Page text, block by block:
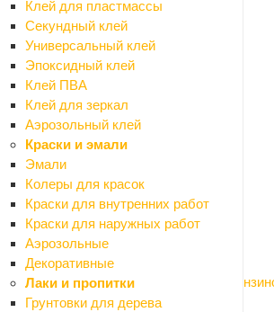
Клей для пластмассы
Секундный клей
Универсальный клей
Эпоксидный клей
Клей ПВА
Клей для зеркал
Аэрозольный клей
Краски и эмали
Эмали
Колеры для красок
Краски для внутренних работ
Краски для наружных работ
Аэрозольные
Декоративные
Лаки и пропитки
Грунтовки для дерева
Болгарки (УШМ)
Бурильные установки
Вибраторы глубинные
Газовое, газосварочное оборудование
Гайковерты
Генераторы
Граверы
Дрели сетевые
Клеящий электроинструмент
Компрессоры
Красящий электроинструмент
Крепежный электроинструмент
Лобзики
Миксеры строительные
Мотобуры, мотопомпы, виброплиты
Мультитулы